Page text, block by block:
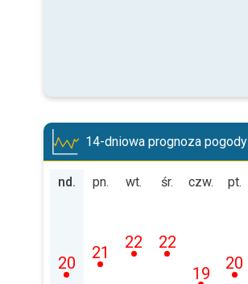
14-dniowa prognoza pogody
nd.
20
pn.
21
wt.
22
śr.
22
czw.
19
pt.
20